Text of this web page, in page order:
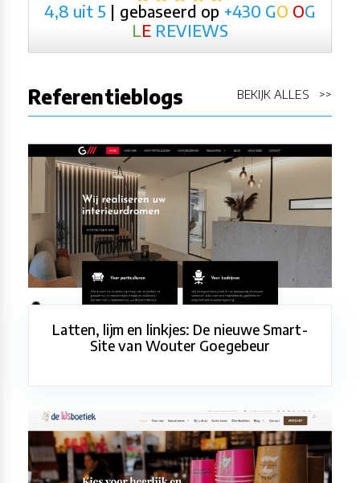
4,8 uit 5 | gebaseerd op +430 GO OG
LE REVIEWS
Referentieblogs BEKIJK ALLES >>
Latten, lijm en linkjes: De nieuwe Smart-
Site van Wouter Goegebeur